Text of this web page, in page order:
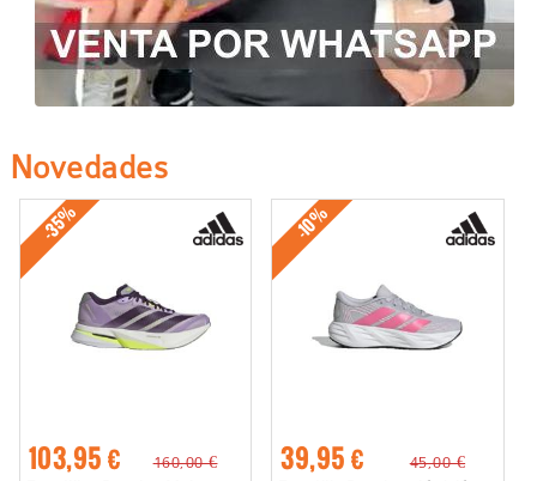
Novedades
-35%
103,95 €
160,00 €
-10%
39,95 €
45,00 €